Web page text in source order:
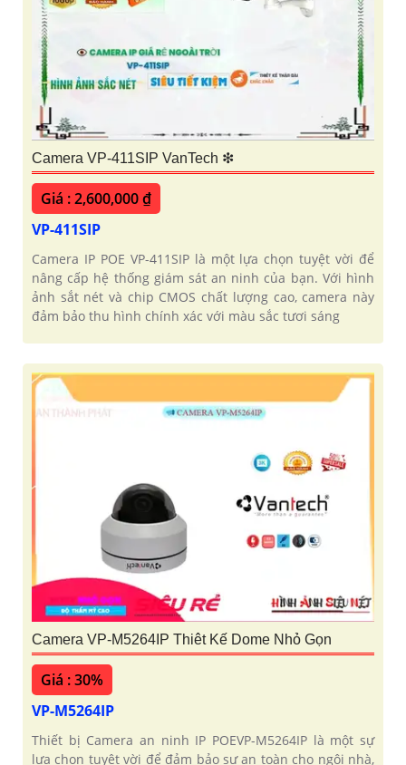
Camera VP-411SIP VanTech ❇
Giá : 2,600,000 ₫
VP-411SIP
Camera IP POE VP-411SIP là một lựa chọn tuyệt vời để
nâng cấp hệ thống giám sát an ninh của bạn. Với hình
ảnh sắt nét và chip CMOS chất lượng cao, camera này
đảm bảo thu hình chính xác với màu sắc tươi sáng
Camera VP-M5264IP Thiêt Kế Dome Nhỏ Gọn
Giá : 30%
VP-M5264IP
Thiết bị Camera an ninh IP POEVP-M5264IP là một sự
lựa chọn tuyệt vời để đảm bảo sự an toàn cho ngôi nhà,